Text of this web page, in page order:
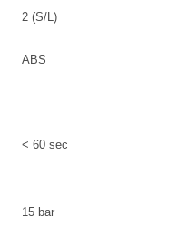
2 (S/L)
ABS
< 60 sec
15 bar